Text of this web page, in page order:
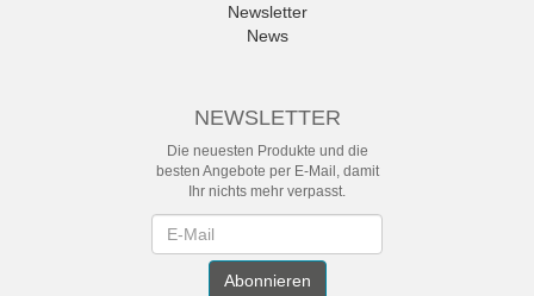
Newsletter
News
NEWSLETTER
Die neuesten Produkte und die
besten Angebote per E-Mail, damit
Ihr nichts mehr verpasst.
Abonnieren